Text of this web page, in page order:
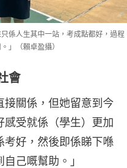
係人生其中一站，考成點都好，過程
」（賴卓盈攝）
會
關係，但她留意到今
受就係（學生）更加
好，然後即係睇下喺
己嘅幫助。」